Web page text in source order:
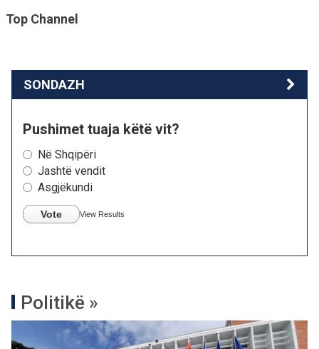
Top Channel
SONDAZH
Pushimet tuaja këtë vit?
Në Shqipëri
Jashtë vendit
Asgjëkundi
Vote View Results
Politikë »